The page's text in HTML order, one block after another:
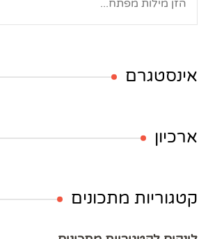
אינסטגרם
ארכיון
קטגוריות מתכונים